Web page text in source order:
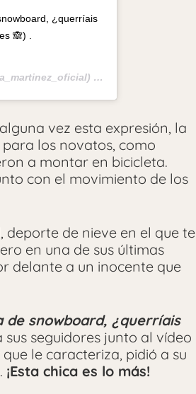
¿querríais
🙈) .
el
vez esta expresión, la
los novatos, como
a montar en bicicleta.
con el movimiento de los
deporte de nieve en el que te
en una de sus últimas
delante a un inocente que
snowboard, ¿querríais
seguidores junto al vídeo
le caracteriza, pidió a su
¡Esta chica es lo más!